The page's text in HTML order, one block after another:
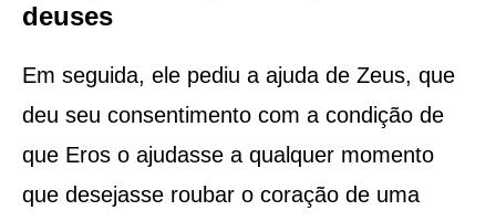
deuses
Em seguida, ele pediu a ajuda de Zeus, que
deu seu consentimento com a condição de
que Eros o ajudasse a qualquer momento
que desejasse roubar o coração de uma